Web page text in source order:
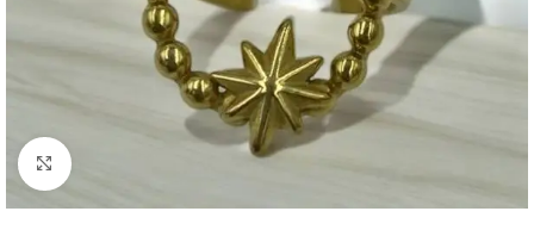
Click to enlarge